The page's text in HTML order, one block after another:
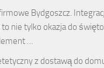
Bydgoszcz.
nie tylko okazja do
…
z dostawą do